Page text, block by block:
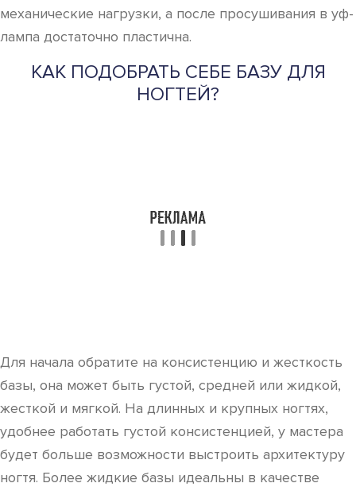
механические нагрузки, а после просушивания в уф-
лампа достаточно пластична.
КАК ПОДОБРАТЬ СЕБЕ БАЗУ ДЛЯ
НОГТЕЙ?
Для начала обратите на консистенцию и жесткость
базы, она может быть густой, средней или жидкой,
жесткой и мягкой. На длинных и крупных ногтях,
удобнее работать густой консистенцией, у мастера
будет больше возможности выстроить архитектуру
ногтя. Более жидкие базы идеальны в качестве